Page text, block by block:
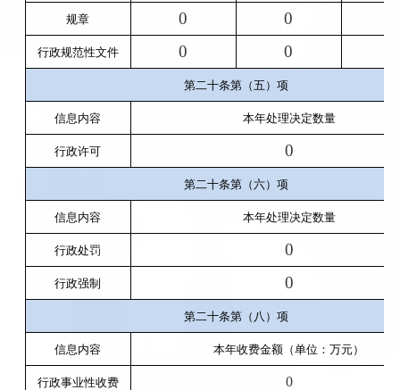
规章 0 0
行政规范性文件 0 0
第二十条第（五）项
信息内容 本年处理决定数量
行政许可 0
第二十条第（六）项
信息内容 本年处理决定数量
行政处罚 0
行政强制 0
第二十条第（八）项
信息内容 本年收费金额（单位：万元）
行政事业性收费 0